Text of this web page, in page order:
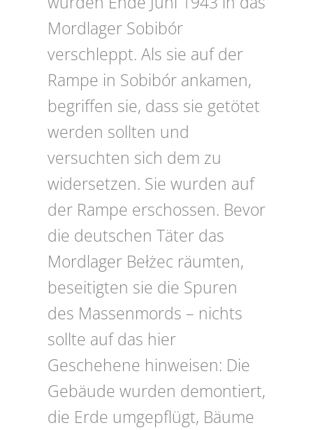
Mordlager Sobibór
verschleppt. Als sie auf der
Rampe in Sobibór ankamen,
begriffen sie, dass sie getötet
werden sollten und
versuchten sich dem zu
widersetzen. Sie wurden auf
der Rampe erschossen. Bevor
die deutschen Täter das
Mordlager Bełżec räumten,
beseitigten sie die Spuren
des Massenmords – nichts
sollte auf das hier
Geschehene hinweisen: Die
Gebäude wurden demontiert,
die Erde umgepflügt, Bäume